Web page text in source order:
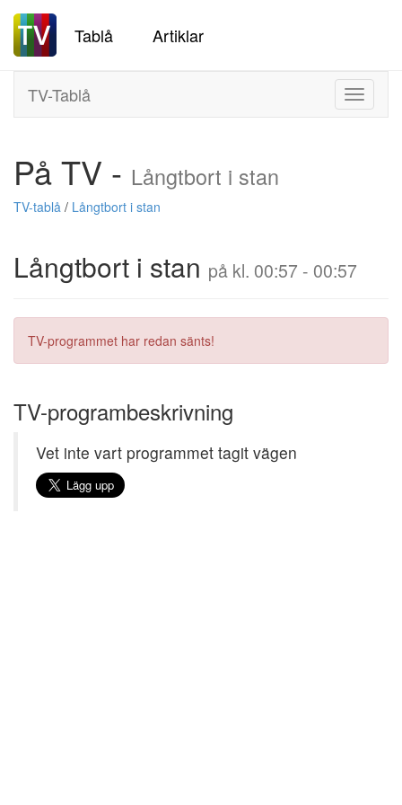
Tablå Artiklar
Toggle
TV-Tablå
På TV - Långtbort i stan
TV-tablå / Långtbort i stan
Långtbort i stan på kl. 00:57 - 00:57
TV-programmet har redan sänts!
TV-programbeskrivning
Vet inte vart programmet tagit vägen